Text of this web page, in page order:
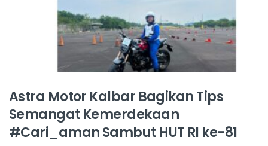
Astra Motor Kalbar Bagikan Tips
Semangat Kemerdekaan
#Cari_aman Sambut HUT RI ke-81